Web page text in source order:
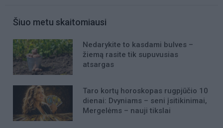
Šiuo metu skaitomiausi
Nedarykite to kasdami bulves –
žiemą rasite tik supuvusias
atsargas
Taro kortų horoskopas rugpjūčio 10
dienai: Dvyniams – seni įsitikinimai,
Mergelėms – nauji tikslai